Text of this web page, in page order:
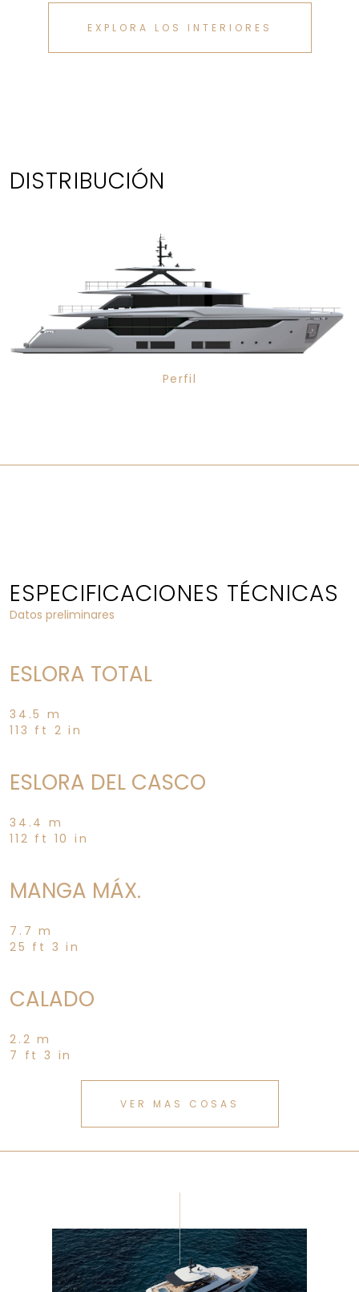
EXPLORA LOS INTERIORES
DISTRIBUCIÓN
Perfil
ESPECIFICACIONES TÉCNICAS
Datos preliminares
ESLORA TOTAL
34.5 m
113 ft 2 in
ESLORA DEL CASCO
34.4 m
112 ft 10 in
MANGA MÁX.
7.7 m
25 ft 3 in
CALADO
2.2 m
7 ft 3 in
VER MAS COSAS